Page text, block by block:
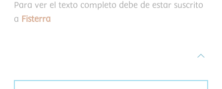
Para ver el texto completo debe de estar suscrito
a Fisterra